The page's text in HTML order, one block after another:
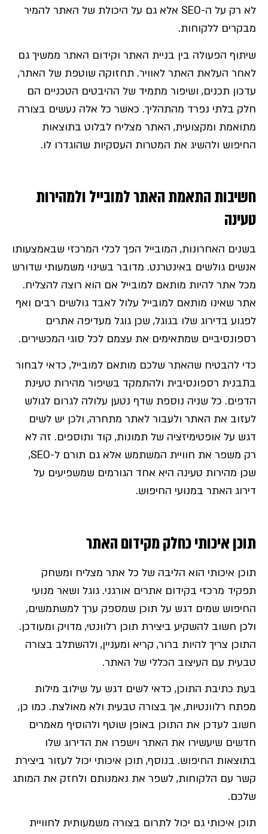
לא רק על ה-SEO אלא גם על היכולת של האתר להמיר
מבקרים ללקוחות.
שיתוף הפעולה בין בניית האתר וקידום האתר ממשיך גם
לאחר העלאת האתר לאוויר. תחזוקה שוטפת של האתר,
עדכון תכנים, ושיפור מתמיד של ההיבטים הטכניים הם
חלק בלתי נפרד מהתהליך. כאשר כל אלה נעשים בצורה
מתואמת ומקצועית, האתר מצליח לבלוט בתוצאות
החיפוש ולהשיג את המטרות העסקיות שהוגדרו לו.
חשיבות התאמת האתר למובייל ולמהירות
טעינה
בשנים האחרונות, המובייל הפך לכלי המרכזי שבאמצעותו
אנשים גולשים באינטרנט. מדובר בשינוי משמעותי שדורש
מכל אתר להיות מותאם למובייל אם הוא רוצה להצליח.
אתר שאינו מותאם למובייל עלול לאבד גולשים רבים ואף
לפגוע בדירוג שלו בגוגל, שכן גוגל מעדיפה אתרים
רספונסיביים שמתאימים את עצמם לכל סוגי המכשירים.
כדי להבטיח שהאתר שלכם מותאם למובייל, כדאי לבחור
בתבנית רספונסיבית ולהתמקד בשיפור מהירות טעינת
הדפים. כל שניה נוספת שדף נטען עלולה לגרום לגולש
לעזוב את האתר ולעבור לאתר מתחרה, ולכן יש לשים
דגש על אופטימיזציה של תמונות, קוד ותוספים. זה לא
רק משפר את חוויית המשתמש אלא גם תורם ל-SEO,
שכן מהירות טעינה היא אחד הגורמים שמשפיעים על
דירוג האתר במנועי החיפוש.
תוכן איכותי כחלק מקידום האתר
תוכן איכותי הוא הליבה של כל אתר מצליח ומשחק
תפקיד מרכזי בקידום אתרים אורגני. גוגל ושאר מנועי
החיפוש שמים דגש על תוכן שמספק ערך למשתמשים,
ולכן חשוב להשקיע ביצירת תוכן רלוונטי, מדויק ומעודכן.
התוכן צריך להיות ברור, קריא ומעניין, ולהשתלב בצורה
טבעית עם העיצוב הכללי של האתר.
בעת כתיבת התוכן, כדאי לשים דגש על שילוב מילות
מפתח רלוונטיות, אך בצורה טבעית ולא מאולצת. כמו כן,
חשוב לעדכן את התוכן באופן שוטף ולהוסיף מאמרים
חדשים שיעשירו את האתר וישפרו את הדירוג שלו
בתוצאות החיפוש. בנוסף, תוכן איכותי יכול לעזור ביצירת
קשר עם הלקוחות, לשפר את נאמנותם ולחזק את המותג
שלכם.
תוכן איכותי גם יכול לתרום בצורה משמעותית לחוויית